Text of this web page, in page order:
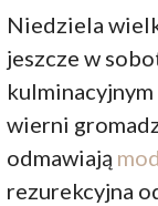
Niedziela
jeszcze w
wierni
odmawiają
rezurekcyjna